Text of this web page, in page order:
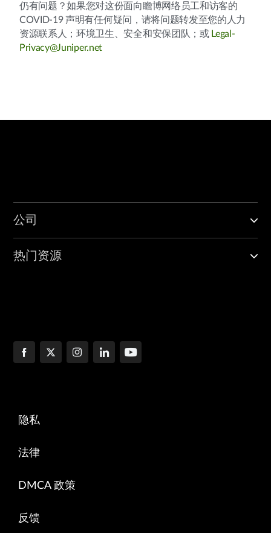
仍有问题？如果您对这份面向瞻博网络员工和访客的
COVID-19 声明有任何疑问，请将问题转发至您的人力
资源联系人；环境卫生、安全和安保团队；或 Legal-
Privacy@Juniper.net
公司
热门资源
隐私
法律
DMCA 政策
反馈